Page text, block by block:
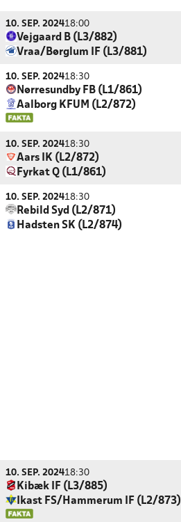
10. SEP. 202418:00
Vejgaard B (L3/882)
Vraa/Børglum IF (L3/881)
10. SEP. 202418:30
Nørresundby FB (L1/861)
Aalborg KFUM (L2/872)
10. SEP. 202418:30
Aars IK (L2/872)
Fyrkat Q (L1/861)
10. SEP. 202418:30
Rebild Syd (L2/871)
Hadsten SK (L2/874)
10. SEP. 202418:30
Kibæk IF (L3/885)
Ikast FS/Hammerum IF (L2/873)